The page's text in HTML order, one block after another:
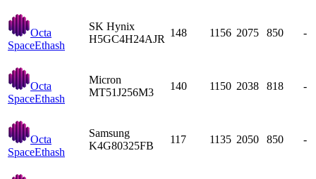
Octa
SpaceEthash
SK Hynix
H5GC4H24AJR
148 1156 2075 850 -
Octa
SpaceEthash
Micron
MT51J256M3
140 1150 2038 818 -
Octa
SpaceEthash
Samsung
K4G80325FB
117 1135 2050 850 -